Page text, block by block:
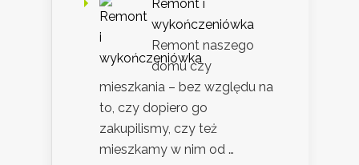
Remont i
wykończeniówka
Remont naszego
domu czy
mieszkania – bez względu na
to, czy dopiero go
zakupilismy, czy też
mieszkamy w nim od …